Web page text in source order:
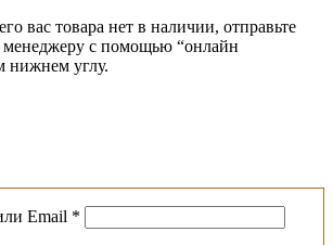
вас товара нет в наличии, отправьте
с помощью “онлайн
нижнем углу.
Email *